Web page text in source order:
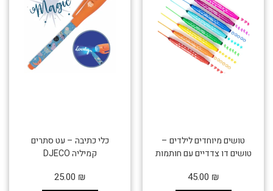
טושים מיוחדים לילדים –
טושים דו צדדיים עם חותמות
45.00 ₪
כלי כתיבה – עט סתרים
קמיליה DJECO
25.00 ₪